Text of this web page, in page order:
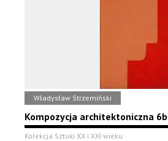
Władysław Strzemiński
Kompozycja architektoniczna 6b
Kolekcja Sztuki XX i XXI wieku